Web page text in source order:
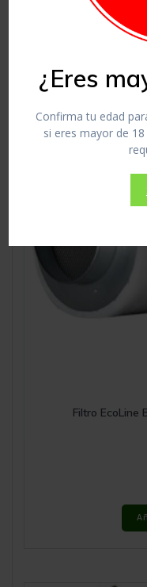
¿Eres
Confirma tu edad
si eres mayor de
Filtro EcoLine